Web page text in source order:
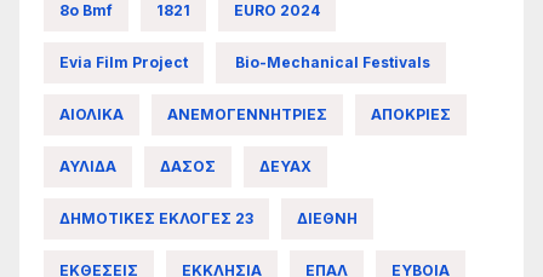
8ο Bmf 1821 EURO 2024
Evia Film Project Bio-Mechanical Festivals
ΑΙΟΛΙΚΑ ΑΝΕΜΟΓΕΝΝΗΤΡΙΕΣ ΑΠΟΚΡΙΕΣ
ΑΥΛΙΔΑ ΔΑΣΟΣ ΔΕΥΑΧ
ΔΗΜΟΤΙΚΕΣ ΕΚΛΟΓΕΣ 23 ΔΙΕΘΝΗ
ΕΚΘΕΣΕΙΣ ΕΚΚΛΗΣΙΑ ΕΠΑΛ ΕΥΒΟΙΑ